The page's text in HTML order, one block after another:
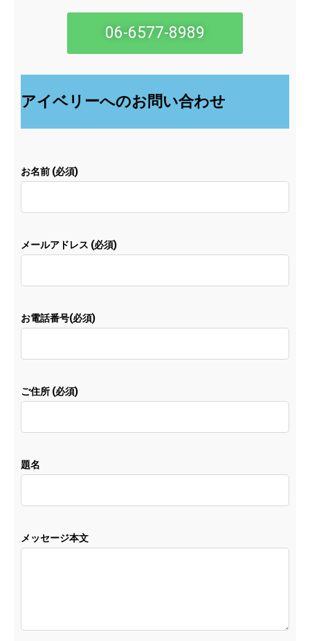
06-6577-8989
アイベリーへのお問い合わせ
お名前 (必須)
メールアドレス (必須)
お電話番号(必須)
ご住所 (必須)
題名
メッセージ本文